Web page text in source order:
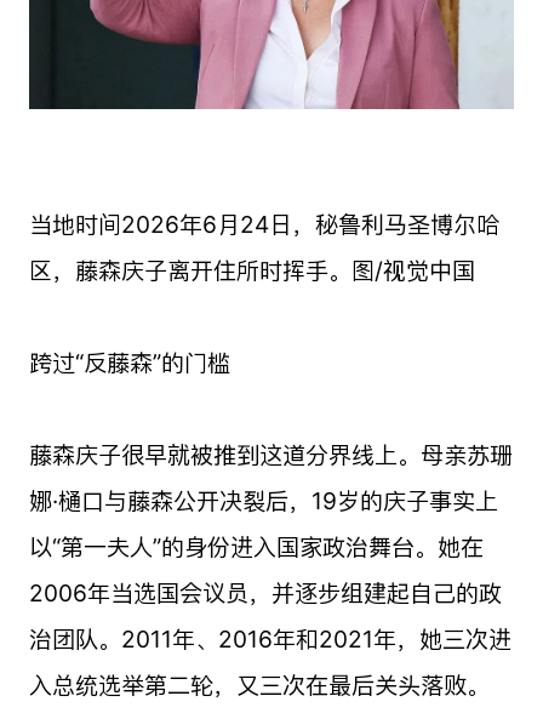
当地时间2026年6月24日，秘鲁利马圣博尔哈
区，藤森庆子离开住所时挥手。图/视觉中国
跨过“反藤森”的门槛
藤森庆子很早就被推到这道分界线上。母亲苏珊
娜·樋口与藤森公开决裂后，19岁的庆子事实上
以“第一夫人”的身份进入国家政治舞台。她在
2006年当选国会议员，并逐步组建起自己的政
治团队。2011年、2016年和2021年，她三次进
入总统选举第二轮，又三次在最后关头落败。